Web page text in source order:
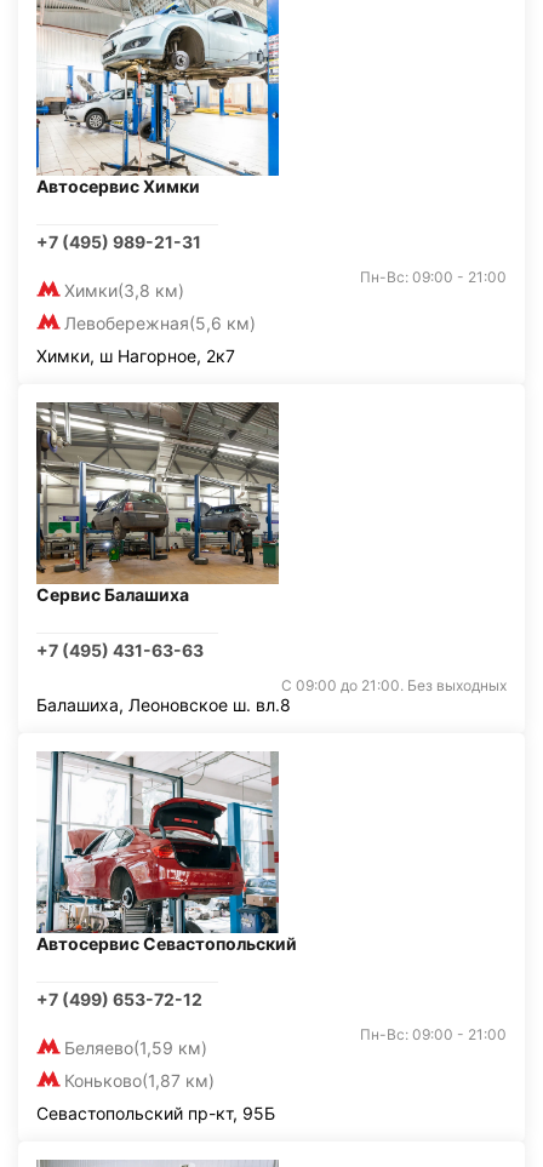
Автосервис Химки
+7 (495) 989-21-31
Химки(3,8 км)
Левобережная(5,6 км)
Пн-Вс: 09:00 - 21:00
Химки, ш Нагорное, 2к7
Сервис Балашиха
+7 (495) 431-63-63
С 09:00 до 21:00. Без выходных
Балашиха, Леоновское ш. вл.8
Автосервис Севастопольский
+7 (499) 653-72-12
Беляево(1,59 км)
Коньково(1,87 км)
Пн-Вс: 09:00 - 21:00
Севастопольский пр-кт, 95Б